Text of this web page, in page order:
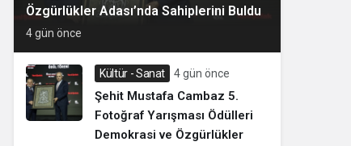
Özgürlükler Adası’nda Sahiplerini Buldu
4 gün önce
Kültür - Sanat 4 gün önce
Şehit Mustafa Cambaz 5.
Fotoğraf Yarışması Ödülleri
Demokrasi ve Özgürlükler